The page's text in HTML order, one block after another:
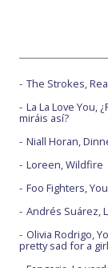
The Strokes,
La La Love You,
miráis así?
Niall Horan,
Loreen, Wildfire
Foo Fighters,
Andrés Suárez,
Olivia Rodrigo,
pretty sad for a